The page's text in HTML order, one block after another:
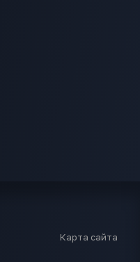
Карта сайта